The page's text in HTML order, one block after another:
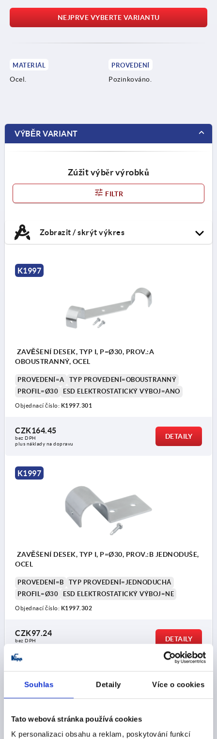
Souhlas Detaily Více o cookies
Tato webová stránka používá cookies
K personalizaci obsahu a reklam, poskytování funkcí
NEJPRVE VYBERTE VARIANTU
MATERIÁL
Ocel.
PROVEDENÍ
Pozinkováno.
VÝBĚR VARIANT
Zúžit výběr výrobků
FILTR
Zobrazit / skrýt výkres
K1997
ZAVĚŠENÍ DESEK, TYP I, P=Ø30, PROV.:A
OBOUSTRANNÝ, OCEL
PROVEDENÍ=A
TYP PROVEDENÍ=OBOUSTRANNÝ
PROFIL=Ø30
ESD ELEKTROSTATICKÝ VÝBOJ=ANO
Objednací číslo: K1997.301
CZK164.45
bez DPH
plus náklady na dopravu
DETAILY
K1997
ZAVĚŠENÍ DESEK, TYP I, P=Ø30, PROV.:B JEDNODUŠE,
OCEL
PROVEDENÍ=B
TYP PROVEDENÍ=JEDNODUCHÁ
PROFIL=Ø30
ESD ELEKTROSTATICKÝ VÝBOJ=NE
Objednací číslo: K1997.302
CZK97.24
bez DPH
DETAILY
FORMS